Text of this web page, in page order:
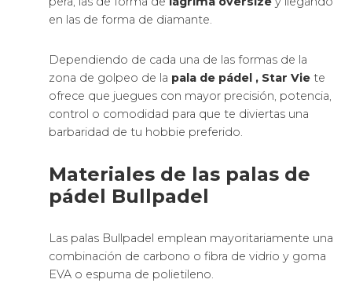
en las de forma de diamante.
Dependiendo de cada una de las formas de la
zona de golpeo de la pala de pádel , Star Vie te
ofrece que juegues con mayor precisión, potencia,
control o comodidad para que te diviertas una
barbaridad de tu hobbie preferido.
Materiales de las palas de
pádel Bullpadel
Las palas Bullpadel emplean mayoritariamente una
combinación de carbono o fibra de vidrio y goma
EVA o espuma de polietileno.